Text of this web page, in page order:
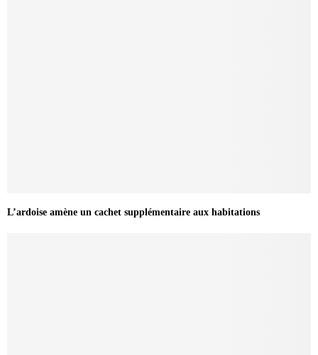
L’ardoise amène un cachet supplémentaire aux habitations